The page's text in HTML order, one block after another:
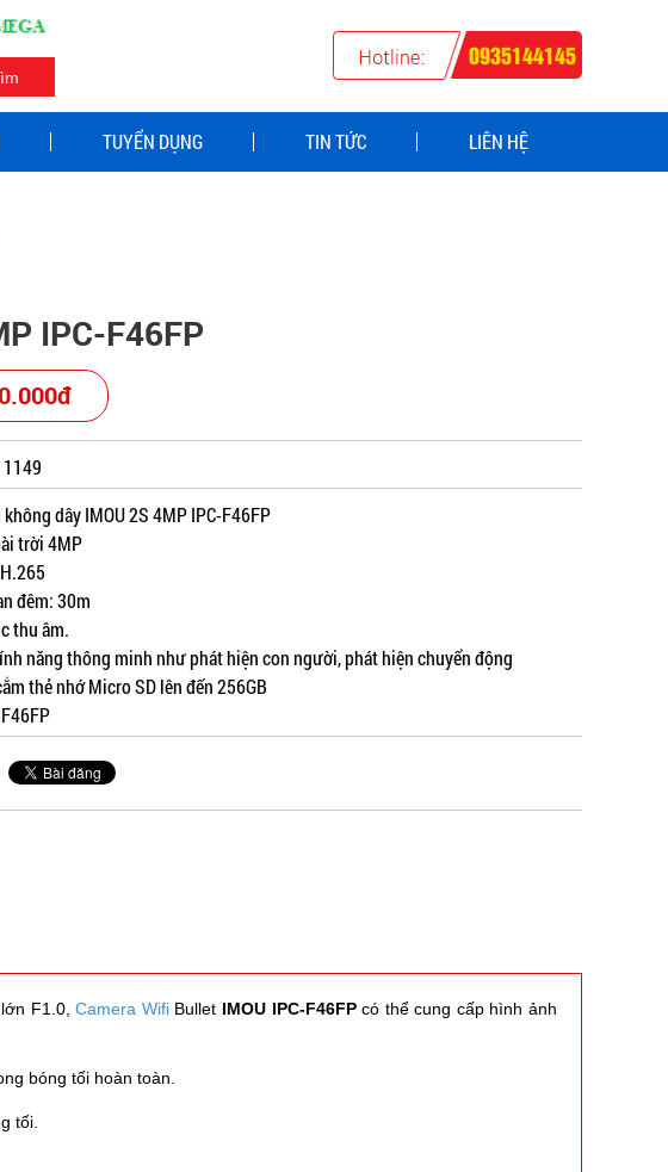
0935144145
TUYỂN DỤNG TIN TỨC LIÊN HỆ
IPC-F46FP
1149
không dây IMOU 2S 4MP IPC-F46FP
trời 4MP
đêm: 30m
thu âm.
năng thông minh như phát hiện con người, phát hiện chuyển động
thẻ nhớ Micro SD lên đến 256GB
lớn F1.0,Camera WifiBullet IMOU IPC-F46FPcó thể cung cấp hình ảnh
bóng tối hoàn toàn.
tối.